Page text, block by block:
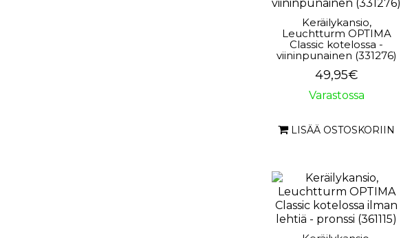
Keräilykansio,
Leuchtturm OPTIMA
Classic kotelossa -
viininpunainen (331276)
49,95€
Varastossa
LISÄÄ OSTOSKORIIN